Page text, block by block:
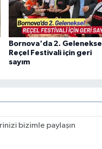
Bornova'da 2. Geleneksel
Reçel Festivali için geri
sayım